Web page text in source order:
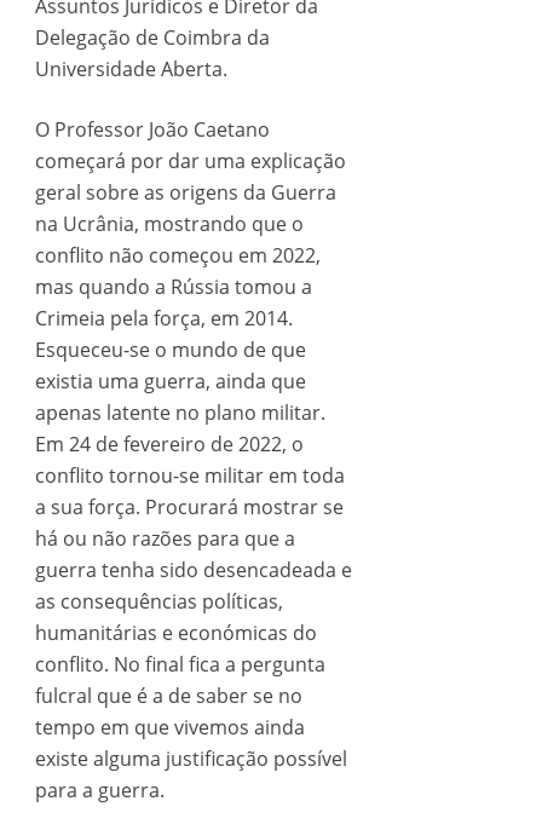
Assuntos Jurídicos e Diretor da
Delegação de Coimbra da
Universidade Aberta.
O Professor João Caetano
começará por dar uma explicação
geral sobre as origens da Guerra
na Ucrânia, mostrando que o
conflito não começou em 2022,
mas quando a Rússia tomou a
Crimeia pela força, em 2014.
Esqueceu-se o mundo de que
existia uma guerra, ainda que
apenas latente no plano militar.
Em 24 de fevereiro de 2022, o
conflito tornou-se militar em toda
a sua força. Procurará mostrar se
há ou não razões para que a
guerra tenha sido desencadeada e
as consequências políticas,
humanitárias e económicas do
conflito. No final fica a pergunta
fulcral que é a de saber se no
tempo em que vivemos ainda
existe alguma justificação possível
para a guerra.